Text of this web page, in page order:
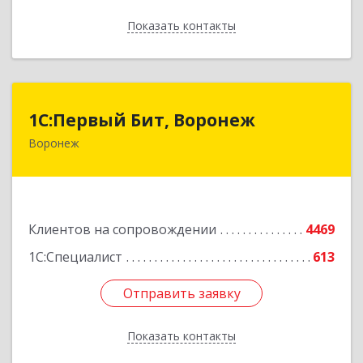
Показать контакты
Назад
1С:Первый Бит, Воронеж
Воронеж
Клиентов на сопровождении
4469
1С:Специалист
613
Отправить заявку
Показать контакты
1С:Первый Бит, Воронеж
394006, Воронежская обл, Воронеж г, 20-летия
Отправить заявку
Назад